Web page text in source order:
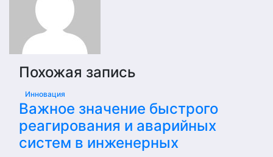
Похожая запись
Инновация
Важное значение быстрого
реагирования и аварийных
систем в инженерных